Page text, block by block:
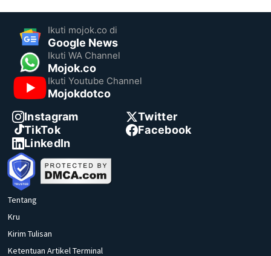
Ikuti mojok.co di
Google News
Ikuti WA Channel
Mojok.co
Ikuti Youtube Channel
Mojokdotco
Instagram
Twitter
TikTok
Facebook
LinkedIn
Tentang
Kru
Kirim Tulisan
Ketentuan Artikel Terminal